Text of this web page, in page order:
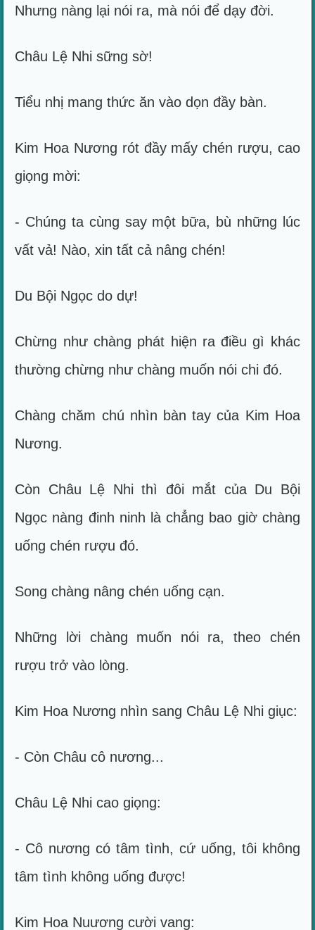
Nhưng nàng lại nói ra, mà nói để dạy đời.
Châu Lệ Nhi sững sờ!
Tiểu nhị mang thức ăn vào dọn đầy bàn.
Kim Hoa Nương rót đầy mấy chén rượu, cao
giọng mời:
- Chúng ta cùng say một bữa, bù những lúc
vất vả! Nào, xin tất cả nâng chén!
Du Bội Ngọc do dự!
Chừng như chàng phát hiện ra điều gì khác
thường chừng như chàng muốn nói chi đó.
Chàng chăm chú nhìn bàn tay của Kim Hoa
Nương.
Còn Châu Lệ Nhi thì đôi mắt của Du Bội
Ngọc nàng đinh ninh là chẳng bao giờ chàng
uống chén rượu đó.
Song chàng nâng chén uống cạn.
Những lời chàng muốn nói ra, theo chén
rượu trở vào lòng.
Kim Hoa Nương nhìn sang Châu Lệ Nhi giục:
- Còn Châu cô nương...
Châu Lệ Nhi cao giọng:
- Cô nương có tâm tình, cứ uống, tôi không
tâm tình không uống được!
Kim Hoa Nuương cười vang: